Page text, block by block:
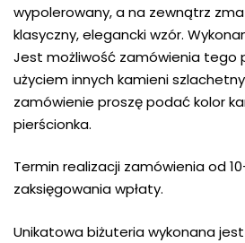
wypolerowany, a na zewnątrz
klasyczny, elegancki wzór.
Jest możliwość zamówienia tego
użyciem innych kamieni
zamówienie proszę podać kolor
pierścionka.
Termin realizacji zamówienia od
zaksięgowania wpłaty.
Unikatowa biżuteria wykonana